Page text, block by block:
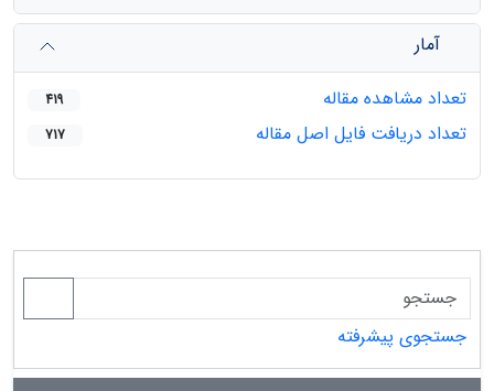
آمار
تعداد مشاهده مقاله
419
تعداد دریافت فایل اصل مقاله 717
جستجوی پیشرفته